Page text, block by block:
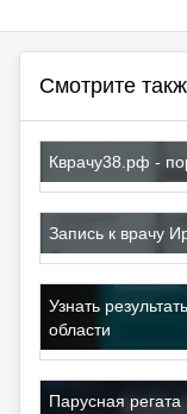
Смотрите
Кврачу38.рф -
Запись к врачу
Узнать
области
Парусная